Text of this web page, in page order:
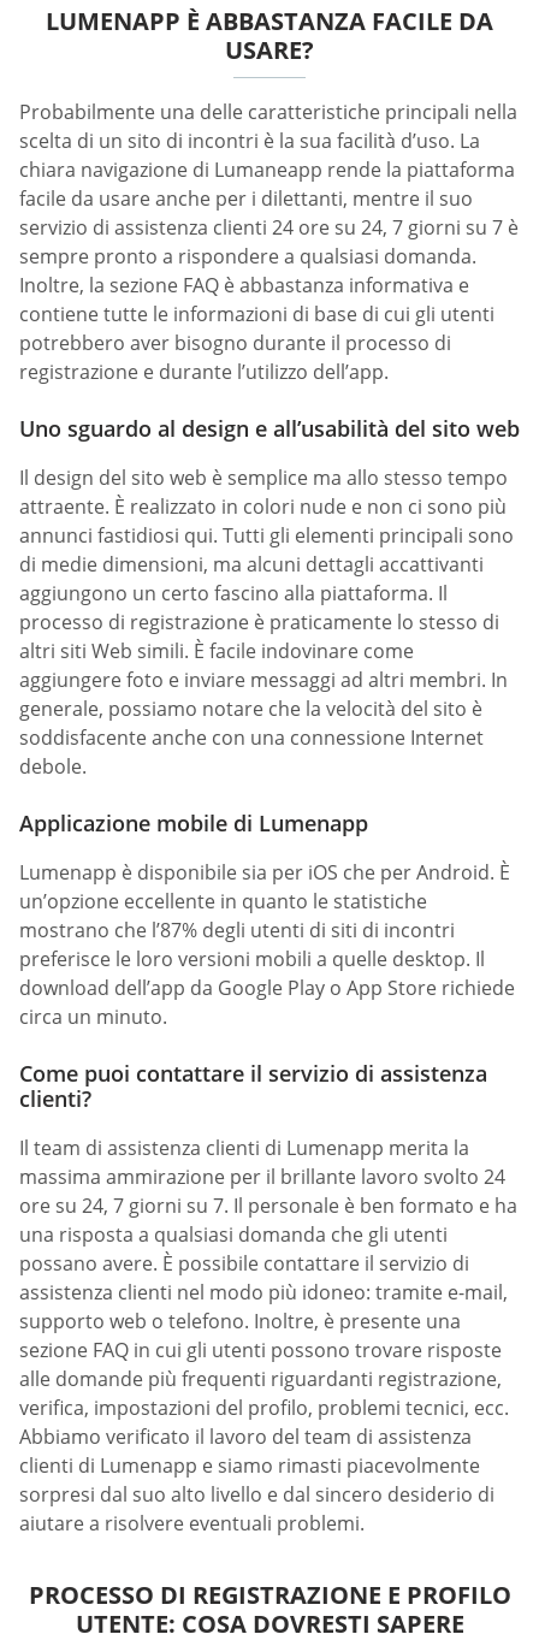
LUMENAPP È ABBASTANZA FACILE DA
USARE?
Probabilmente una delle caratteristiche principali nella
scelta di un sito di incontri è la sua facilità d’uso. La
chiara navigazione di Lumaneapp rende la piattaforma
facile da usare anche per i dilettanti, mentre il suo
servizio di assistenza clienti 24 ore su 24, 7 giorni su 7 è
sempre pronto a rispondere a qualsiasi domanda.
Inoltre, la sezione FAQ è abbastanza informativa e
contiene tutte le informazioni di base di cui gli utenti
potrebbero aver bisogno durante il processo di
registrazione e durante l’utilizzo dell’app.
Uno sguardo al design e all’usabilità del sito web
Il design del sito web è semplice ma allo stesso tempo
attraente. È realizzato in colori nude e non ci sono più
annunci fastidiosi qui. Tutti gli elementi principali sono
di medie dimensioni, ma alcuni dettagli accattivanti
aggiungono un certo fascino alla piattaforma. Il
processo di registrazione è praticamente lo stesso di
altri siti Web simili. È facile indovinare come
aggiungere foto e inviare messaggi ad altri membri. In
generale, possiamo notare che la velocità del sito è
soddisfacente anche con una connessione Internet
debole.
Applicazione mobile di Lumenapp
Lumenapp è disponibile sia per iOS che per Android. È
un’opzione eccellente in quanto le statistiche
mostrano che l’87% degli utenti di siti di incontri
preferisce le loro versioni mobili a quelle desktop. Il
download dell’app da Google Play o App Store richiede
circa un minuto.
Come puoi contattare il servizio di assistenza
clienti?
Il team di assistenza clienti di Lumenapp merita la
massima ammirazione per il brillante lavoro svolto 24
ore su 24, 7 giorni su 7. Il personale è ben formato e ha
una risposta a qualsiasi domanda che gli utenti
possano avere. È possibile contattare il servizio di
assistenza clienti nel modo più idoneo: tramite e-mail,
supporto web o telefono. Inoltre, è presente una
sezione FAQ in cui gli utenti possono trovare risposte
alle domande più frequenti riguardanti registrazione,
verifica, impostazioni del profilo, problemi tecnici, ecc.
Abbiamo verificato il lavoro del team di assistenza
clienti di Lumenapp e siamo rimasti piacevolmente
sorpresi dal suo alto livello e dal sincero desiderio di
aiutare a risolvere eventuali problemi.
PROCESSO DI REGISTRAZIONE E PROFILO
UTENTE: COSA DOVRESTI SAPERE